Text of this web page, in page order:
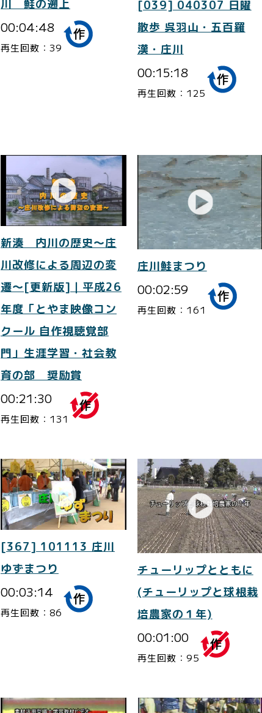
川 鮭の遡上
00:04:48
再生回数：39
[039] 040307 日曜
散歩 呉羽山・五百羅
漢・庄川
00:15:18
再生回数：125
新湊 内川の歴史～庄
川改修による周辺の変
遷～[更新版]｜平成26
年度「とやま映像コン
クール 自作視聴覚部
門」生涯学習・社会教
育の部 奨励賞
00:21:30
再生回数：131
庄川鮭まつり
00:02:59
再生回数：161
[367] 101113 庄川
ゆずまつり
00:03:14
再生回数：86
チューリップとともに
(チューリップと球根栽
培農家の１年)
00:01:00
再生回数：95